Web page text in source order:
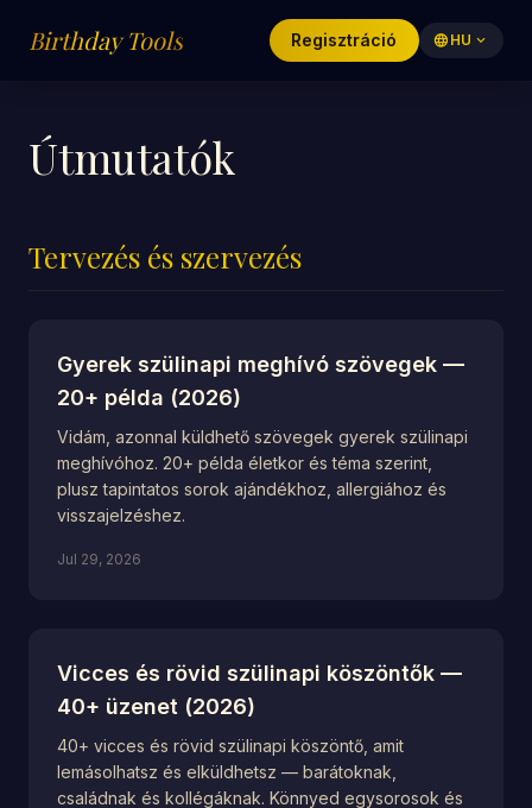
Birthday Tools Regisztráció language HU expand_more
Útmutatók
Tervezés és szervezés
Gyerek szülinapi meghívó szövegek —
20+ példa (2026)
Vidám, azonnal küldhető szövegek gyerek szülinapi
meghívóhoz. 20+ példa életkor és téma szerint,
plusz tapintatos sorok ajándékhoz, allergiához és
visszajelzéshez.
Jul 29, 2026
Vicces és rövid szülinapi köszöntők —
40+ üzenet (2026)
40+ vicces és rövid szülinapi köszöntő, amit
lemásolhatsz és elküldhetsz — barátoknak,
családnak és kollégáknak. Könnyed egysorosok és